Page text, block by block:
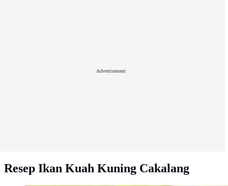
Advertisement
Resep Ikan Kuah Kuning Cakalang